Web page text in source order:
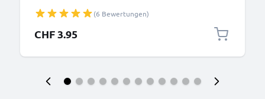
(6 Bewertungen)
CHF 3.95